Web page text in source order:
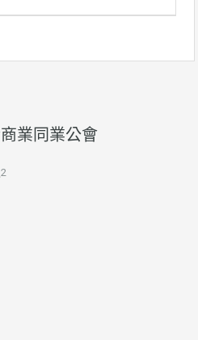
業同業公會